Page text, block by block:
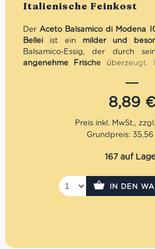
Italienische Feinkost
DerAceto Balsamico di Modena
Belleiist ein milder und
Balsamico-Essig, der durch
angenehme Frische überzeugt.
Antipasti. Perfekt für
harmonischen Balsamicomit
8,89 €
Grundpreis:
167 auf
IN DEN